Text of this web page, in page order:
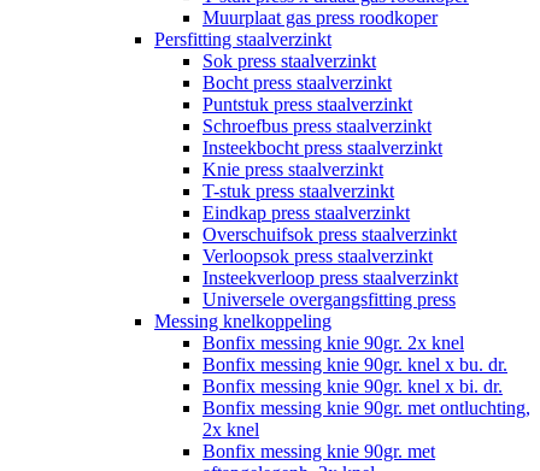
Muurplaat gas press roodkoper
Persfitting staalverzinkt
Sok press staalverzinkt
Bocht press staalverzinkt
Puntstuk press staalverzinkt
Schroefbus press staalverzinkt
Insteekbocht press staalverzinkt
Knie press staalverzinkt
T-stuk press staalverzinkt
Eindkap press staalverzinkt
Overschuifsok press staalverzinkt
Verloopsok press staalverzinkt
Insteekverloop press staalverzinkt
Universele overgangsfitting press
Messing knelkoppeling
Bonfix messing knie 90gr. 2x knel
Bonfix messing knie 90gr. knel x bu. dr.
Bonfix messing knie 90gr. knel x bi. dr.
Bonfix messing knie 90gr. met ontluchting,
2x knel
Bonfix messing knie 90gr. met